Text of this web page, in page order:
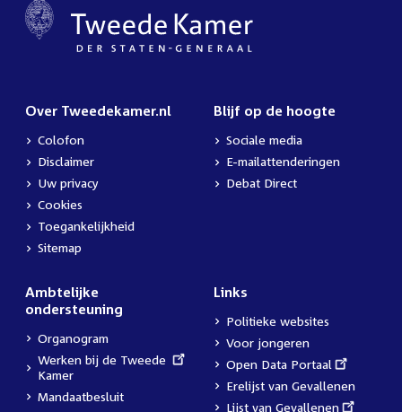
Over Tweedekamer.nl
Colofon
Disclaimer
Uw privacy
Cookies
Toegankelijkheid
Sitemap
Blijf op de hoogte
Sociale media
E-mailattenderingen
Debat Direct
Ambtelijke
ondersteuning
Organogram
External
link:
Werken bij de Tweede
Kamer
Mandaatbesluit
Links
Politieke websites
Voor jongeren
External
link:
Open Data Portaal
Erelijst van Gevallenen
External
Lijst van Gevallenen